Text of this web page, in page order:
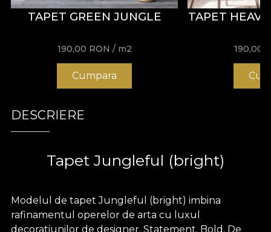
TAPET GREEN JUNGLE
190,00 RON / m2
Cumpara
TAPET
190,00
DESCRIERE
Tapet Jungleful (bright)
Modelul de tapet Jungleful (bright) imbina
rafinamentul operelor de arta cu luxul
decoratiunilor de designer. Statement. Bold. De